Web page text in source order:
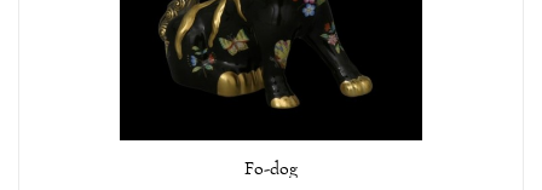
Fo-dog